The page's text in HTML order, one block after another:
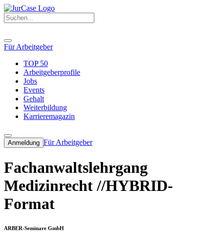
Für Arbeitgeber
TOP 50
Arbeitgeberprofile
Jobs
Events
Gehalt
Weiterbildung
Karrieremagazin
Anmeldung Für Arbeitgeber
Fachanwaltslehrgang
Medizinrecht //HYBRID-
Format
ARBER-Seminare GmbH